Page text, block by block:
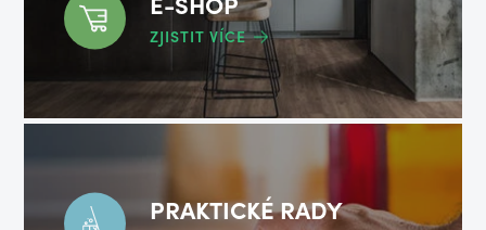
ZJISTIT VÍCE
PRAKTICKÉ RADY